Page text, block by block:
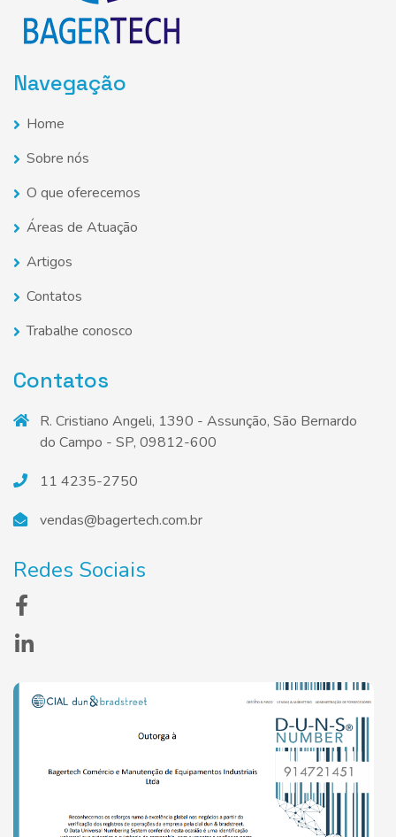
Navegação
Home
Sobre nós
O que oferecemos
Áreas de Atuação
Artigos
Contatos
Trabalhe conosco
Contatos
R. Cristiano Angeli, 1390 - Assunção, São Bernardo
do Campo - SP, 09812-600
11 4235-2750
vendas@bagertech.com.br
Redes Sociais